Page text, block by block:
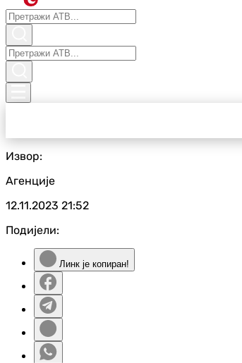
Извор:
Агенције
12.11.2023 21:52
Подијели:
Линк је копиран!